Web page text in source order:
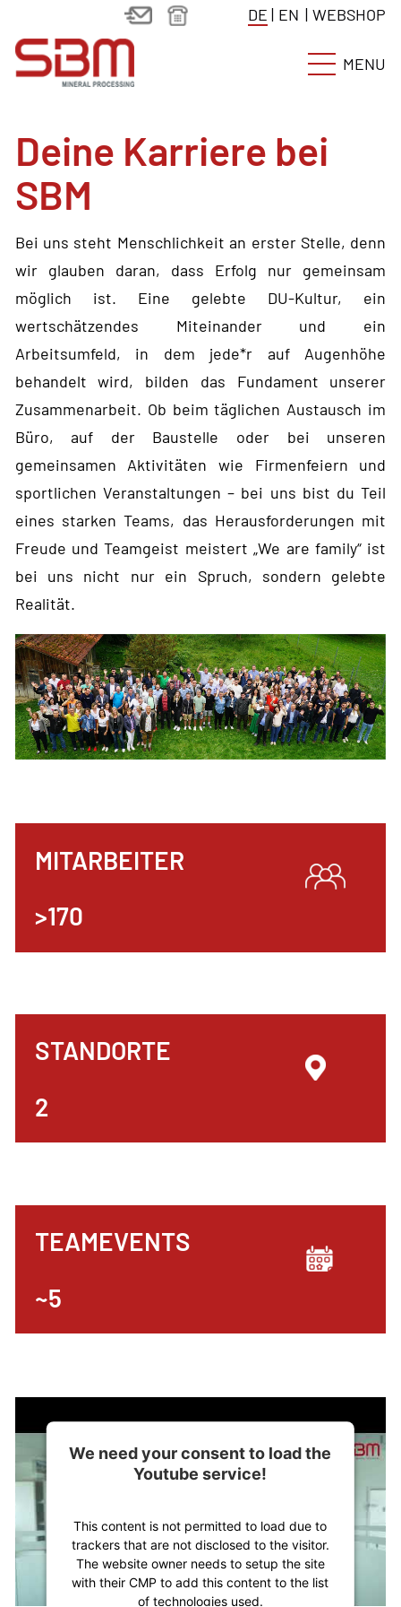
DE | EN | WEBSHOP
MENU
Deine Karriere bei
SBM
Bei uns steht Menschlichkeit an erster Stelle, denn
wir glauben daran, dass Erfolg nur gemeinsam
möglich ist. Eine gelebte DU-Kultur, ein
wertschätzendes Miteinander und ein
Arbeitsumfeld, in dem jede*r auf Augenhöhe
behandelt wird, bilden das Fundament unserer
Zusammenarbeit. Ob beim täglichen Austausch im
Büro, auf der Baustelle oder bei unseren
gemeinsamen Aktivitäten wie Firmenfeiern und
sportlichen Veranstaltungen – bei uns bist du Teil
eines starken Teams, das Herausforderungen mit
Freude und Teamgeist meistert „We are family“ ist
bei uns nicht nur ein Spruch, sondern gelebte
Realität.
MITARBEITER
>170
STANDORTE
2
TEAMEVENTS
~5
We need your consent to load the
Youtube service!
This content is not permitted to load due to
trackers that are not disclosed to the visitor.
The website owner needs to setup the site
with their CMP to add this content to the list
of technologies used.